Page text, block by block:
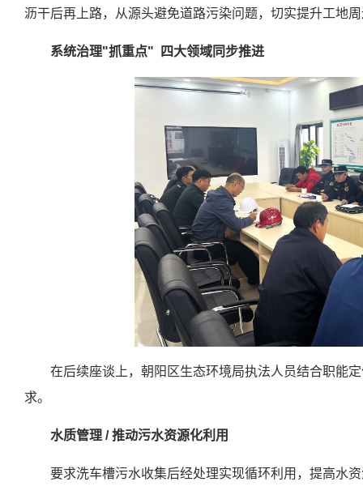
沥干后再上路，从源头避免道路污染问题，切实提升工地
系统治理"抓重点" 四大领域同步推进
在后续座谈上，朝阳区生态环境局执法人员结合职能
求。
水质管理 / 推动污水资源化利用
要求洗车槽污水收集后经处理实现循环利用，提高水